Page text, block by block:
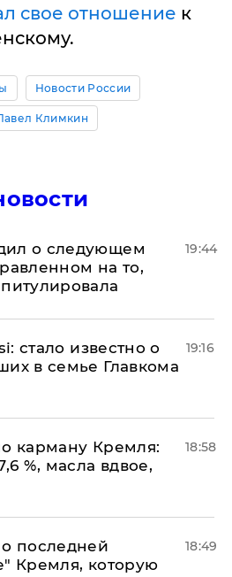
свое отношение к
Новости России
Климкин
о следующем
на то,
19:44
стало известно о
в семье Главкома
19:16
карману Кремля:
%, масла вдвое,
18:58
последней
Кремля, которую
18:49